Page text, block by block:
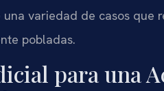
variedad de casos
pobladas.
para una